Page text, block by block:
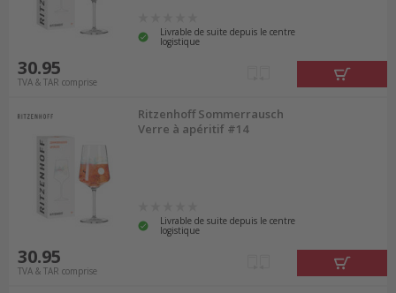
Livrable de suite depuis le centre
logistique
30.95
TVA & TAR comprise
Ritzenhoff Sommerrausch
Verre à apéritif #14
Livrable de suite depuis le centre
logistique
30.95
TVA & TAR comprise